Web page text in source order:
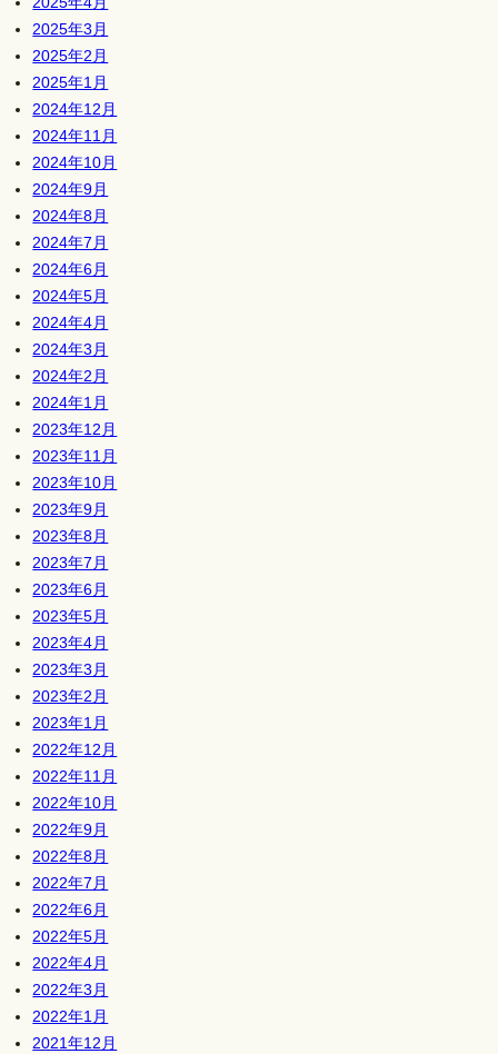
2025年3月
2025年2月
2025年1月
2024年12月
2024年11月
2024年10月
2024年9月
2024年8月
2024年7月
2024年6月
2024年5月
2024年4月
2024年3月
2024年2月
2024年1月
2023年12月
2023年11月
2023年10月
2023年9月
2023年8月
2023年7月
2023年6月
2023年5月
2023年4月
2023年3月
2023年2月
2023年1月
2022年12月
2022年11月
2022年10月
2022年9月
2022年8月
2022年7月
2022年6月
2022年5月
2022年4月
2022年3月
2022年1月
2021年12月